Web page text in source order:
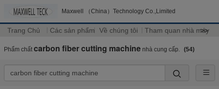
Maxwell （China）Technology Co.,Limited
Trang Chủ Các sản phẩm Về chúng tôi Tham quan nhà máy
>>
Phẩm chất carbon fiber cutting machine nhà cung cấp. (54)